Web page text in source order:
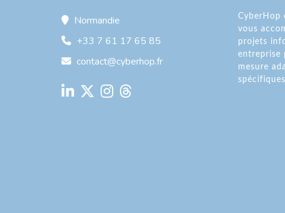
Normandie
+33 7 61 17 65 85
contact@cyberhop.fr
CyberHop
vous
projets
entreprise
mesure